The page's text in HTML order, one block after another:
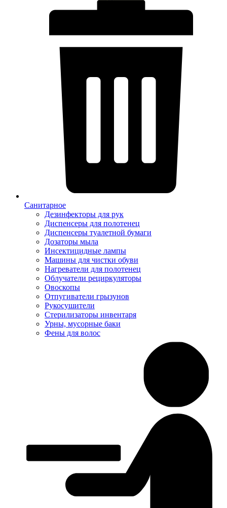
Санитарное
Дезинфекторы для рук
Диспенсеры для полотенец
Диспенсеры туалетной бумаги
Дозаторы мыла
Инсектицидные лампы
Машины для чистки обуви
Нагреватели для полотенец
Облучатели рециркуляторы
Овоскопы
Отпугиватели грызунов
Рукосушители
Стерилизаторы инвентаря
Урны, мусорные баки
Фены для волос